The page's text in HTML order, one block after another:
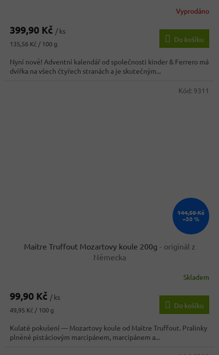
Vyprodáno
399,90 Kč / ks
Měrná
135,56 Kč / 100 g
Do košíku
Nyní nově! Adventní kalendář od společnosti kinder & Ferrero má
dvířka na všech čtyřech stranách a je skutečným...
144,50 Kč
–30 %
Maitre Truffout Mozartovy koule 200g - originál z
Německa
produktu
3,9
z
5
hvězdiček.
Skladem
99,90 Kč / ks
Měrná
49,95 Kč / 100 g
Do košíku
Kulaté pokušení — Mozartovy koule od Maître Truffout. Pralinky
plněné pistáciovým marcipánem, marcipánem a...
Kód: 9311